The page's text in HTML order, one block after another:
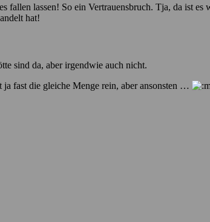
fallen lassen! So ein Vertrauensbruch. Tja, da ist
hat!
sind da, aber irgendwie auch nicht.
ja fast die gleiche Menge rein, aber ansonsten …